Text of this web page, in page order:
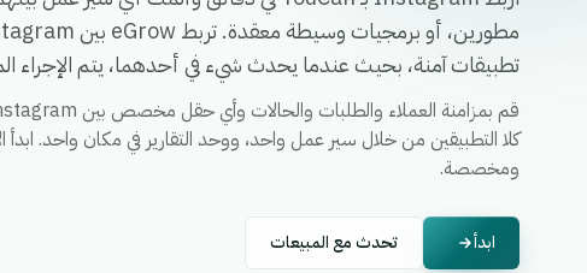
تطبيقات آمنة، بحيث عندما يحدث شيء في أحدهما، يتم الإجراء
ومخصصة.
ابدأ تحدث مع المبيعات